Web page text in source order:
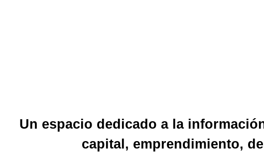
Un espacio dedicado a la
capital, emprendimiento,